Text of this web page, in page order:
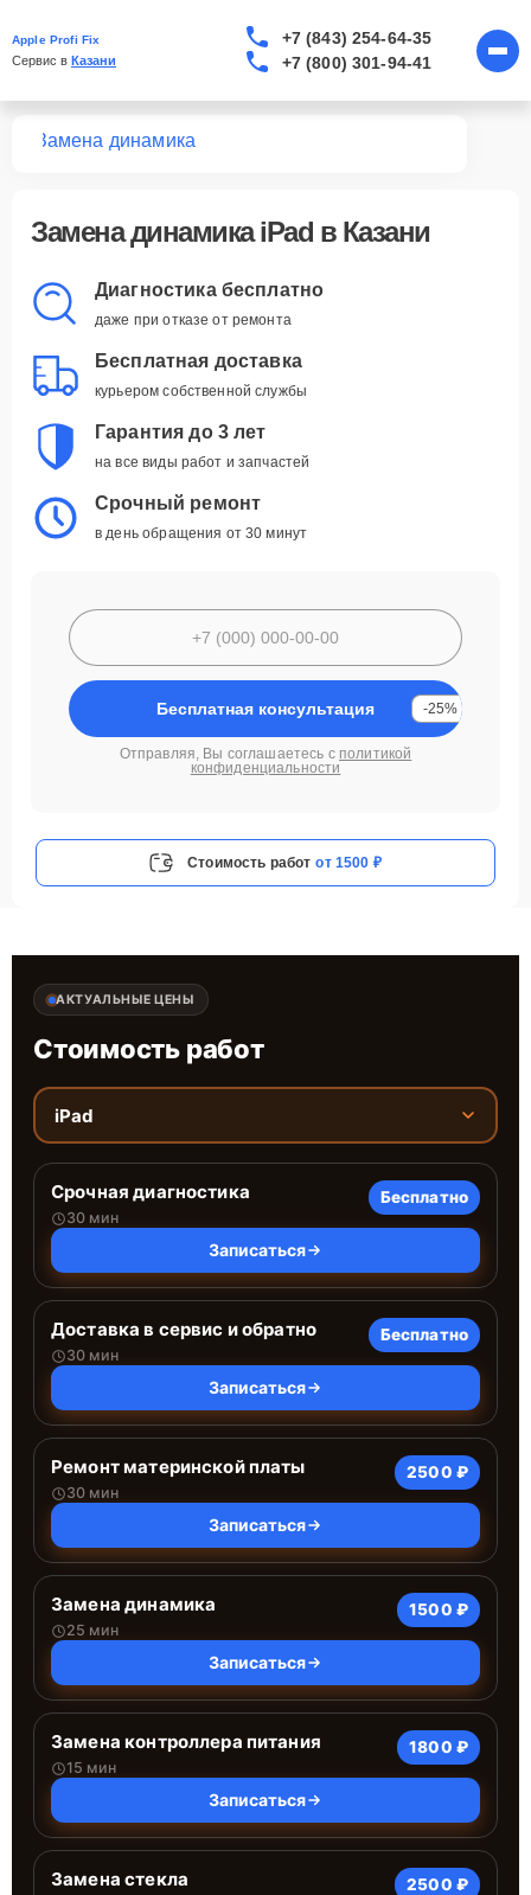
Apple Profi Fix
Сервис в Казани
+7 (843) 254-64-35
+7 (800) 301-94-41
Замена динамика
Замена динамика iPad в Казани
Диагностика бесплатно
даже при отказе от ремонта
Бесплатная доставка
курьером собственной службы
Гарантия до 3 лет
на все виды работ и запчастей
Срочный ремонт
в день обращения от 30 минут
Бесплатная консультация -25%
Отправляя, Вы соглашаетесь с политикой
конфиденциальности
Стоимость работ от 1500 ₽
АКТУАЛЬНЫЕ ЦЕНЫ
Стоимость работ
iPad
Срочная диагностика
30 мин
Бесплатно
Записаться
Доставка в сервис и обратно
30 мин
Бесплатно
Записаться
Ремонт материнской платы
30 мин
2500 ₽
Записаться
Замена динамика
25 мин
1500 ₽
Записаться
Замена контроллера питания
15 мин
1800 ₽
Записаться
Замена стекла 2500 ₽